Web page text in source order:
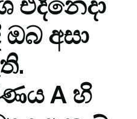
ඔබ අසා
A හි